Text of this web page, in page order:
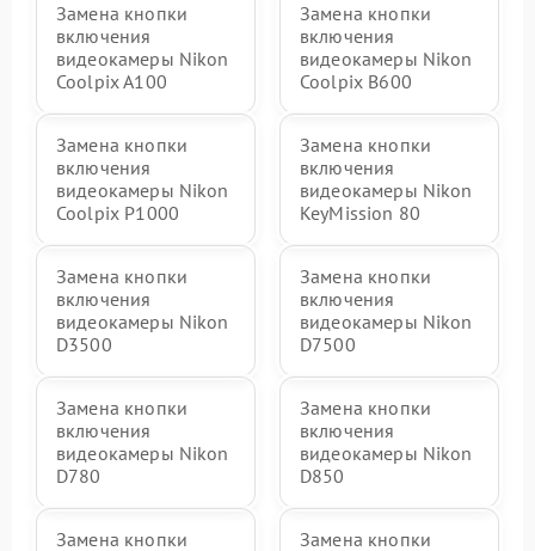
Замена кнопки
включения
видеокамеры Nikon
Coolpix A100
Замена кнопки
включения
видеокамеры Nikon
Coolpix B600
Замена кнопки
включения
видеокамеры Nikon
Coolpix P1000
Замена кнопки
включения
видеокамеры Nikon
KeyMission 80
Замена кнопки
включения
видеокамеры Nikon
D3500
Замена кнопки
включения
видеокамеры Nikon
D7500
Замена кнопки
включения
видеокамеры Nikon
D780
Замена кнопки
включения
видеокамеры Nikon
D850
Замена кнопки
Замена кнопки